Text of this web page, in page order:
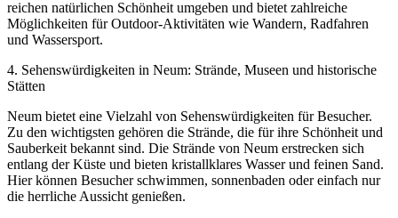
reichen natürlichen Schönheit umgeben und bietet zahlreiche
Möglichkeiten für Outdoor-Aktivitäten wie Wandern, Radfahren
und Wassersport.
4. Sehenswürdigkeiten in Neum: Strände, Museen und historische
Stätten
Neum bietet eine Vielzahl von Sehenswürdigkeiten für Besucher.
Zu den wichtigsten gehören die Strände, die für ihre Schönheit und
Sauberkeit bekannt sind. Die Strände von Neum erstrecken sich
entlang der Küste und bieten kristallklares Wasser und feinen Sand.
Hier können Besucher schwimmen, sonnenbaden oder einfach nur
die herrliche Aussicht genießen.